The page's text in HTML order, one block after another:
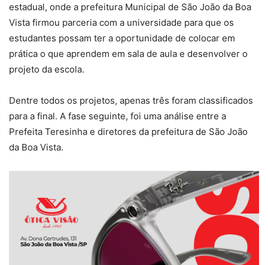
estadual, onde a prefeitura Municipal de São João da Boa
Vista firmou parceria com a universidade para que os
estudantes possam ter a oportunidade de colocar em
prática o que aprendem em sala de aula e desenvolver o
projeto da escola.
Dentre todos os projetos, apenas três foram classificados
para a final. A fase seguinte, foi uma análise entre a
Prefeita Teresinha e diretores da prefeitura de São João
da Boa Vista.